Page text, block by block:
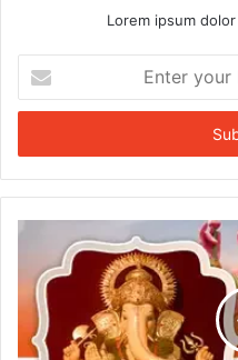
Lorem ipsum
your
Email